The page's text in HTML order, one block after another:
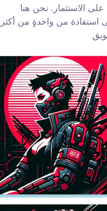
على الاستثمار. نحن هنا
من واحدةٍ من أكثر